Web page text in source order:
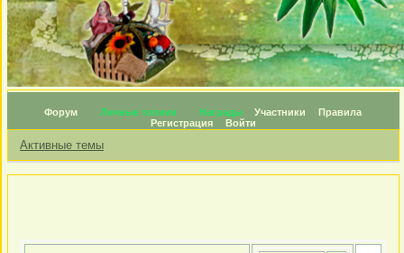
Форум Личные топики Награды Участники
Правила
Регистрация
Войти
Активные темы